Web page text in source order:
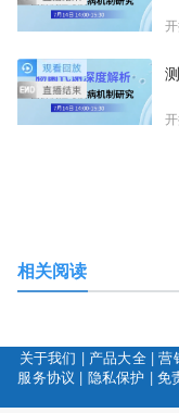
相关阅读
关于我们 | 产品大全|营
服务协议 | 隐私保护 |免